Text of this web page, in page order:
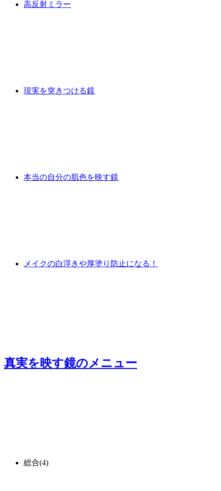
高反射ミラー
現実を突きつける鏡
本当の自分の肌色を映す鏡
メイクの白浮きや厚塗り防止になる！
真実を映す鏡のメニュー
総合(4)